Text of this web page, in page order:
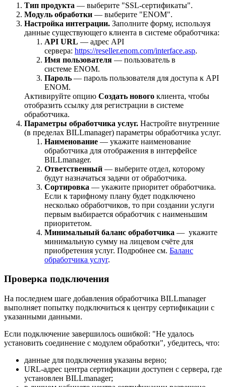
Тип продукта — выберите "SSL-сертификаты".
Модуль обработки — выберите "ENOM".
Настройка интеграции. Заполните форму, используя
данные существующего клиента в системе обработчика:
API URL — адрес API
сервера: https://reseller.enom.com/interface.asp.
Имя пользователя — пользователь в
системе ENOM.
Пароль — пароль пользователя для доступа к API
ENOM.
Активируйте опцию Создать нового клиента, чтобы
отобразить ссылку для регистрации в системе
обработчика.
Параметры обработчика услуг. Настройте внутренние
(в пределах BILLmanager) параметры обработчика услуг.
Наименование — укажите наименование
обработчика для отображения в интерфейсе
BILLmanager.
Ответственный — выберите отдел, которому
будут назначаться задачи от обработчика.
Сортировка — укажите приоритет обработчика.
Если к тарифному плану будет подключено
несколько обработчиков, то при создании услуги
первым выбирается обработчик с наименьшим
приоритетом.
Минимальный баланс обработчика — укажите
минимальную сумму на лицевом счёте для
приобретения услуг. Подробнее см. Баланс
обработчика услуг.
Проверка подключения
На последнем шаге добавления обработчика BILLmanager
выполняет попытку подключиться к центру сертификации с
указанными данными.
Если подключение завершилось ошибкой: "Не удалось
установить соединение с модулем обработки", убедитесь, что:
данные для подключения указаны верно;
URL-адрес центра сертификации доступен с сервера, где
установлен BILLmanager;